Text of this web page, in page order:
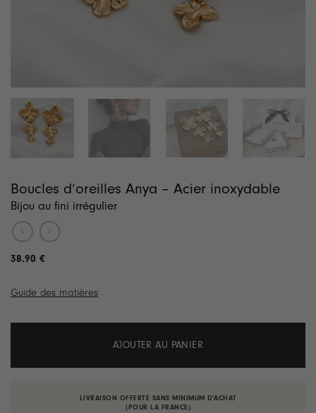
Boucles d’oreilles Anya – Acier inoxydable
Bijou au fini irrégulier
38.90 €
Guide des matières
AJOUTER AU PANIER
LIVRAISON OFFERTE SANS MINIMUM D'ACHAT
(POUR LA FRANCE)